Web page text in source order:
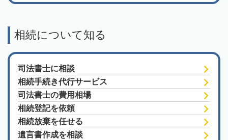
相続について知る
司法書士に相談
相続手続き代行サービス
司法書士の費用相場
相続登記を依頼
相続放棄を任せる
遺言書作成を相談